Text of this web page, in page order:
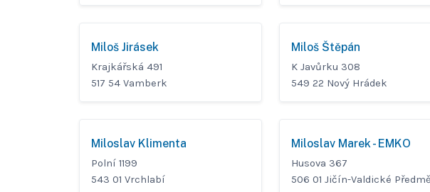
Miloš Jirásek
Krajkářská 491
517 54 Vamberk
Miloš Štěpán
K Javůrku 308
549 22 Nový Hrádek
Miloslav Klimenta
Polní 1199
543 01 Vrchlabí
Miloslav Marek - EMKO
Husova 367
506 01 Jičín-Valdické